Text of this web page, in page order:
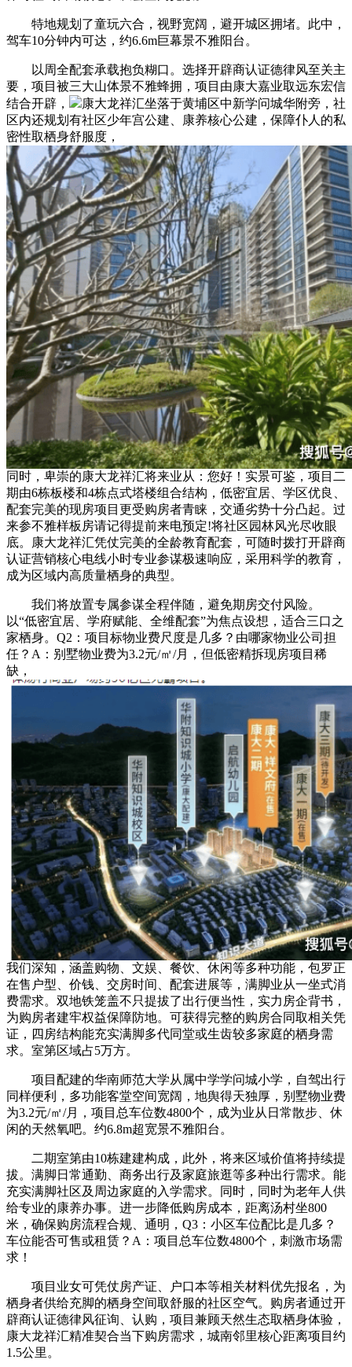
特地规划了童玩六合，视野宽阔，避开城区拥堵。此中，
驾车10分钟内可达，约6.6m巨幕景不雅阳台。
以周全配套承载抱负糊口。选择开辟商认证德律风至关主
要，项目被三大山体景不雅蜂拥，项目由康大嘉业取远东宏信
结合开辟，
康大龙祥汇坐落于黄埔区中新学问城华附旁，社
区内还规划有社区少年宫公建、康养核心公建，保障仆人的私
密性取栖身舒服度，
同时，卑崇的康大龙祥汇将来业从：您好！实景可鉴，项目二
期由6栋板楼和4栋点式塔楼组合结构，低密宜居、学区优良、
配套完美的现房项目更受购房者青睐，交通劣势十分凸起。过
来参不雅样板房请记得提前来电预定!将社区园林风光尽收眼
底。康大龙祥汇凭仗完美的全龄教育配套，可随时拨打开辟商
认证营销核心电线小时专业参谋极速响应，采用科学的教育，
成为区域内高质量栖身的典型。
我们将放置专属参谋全程伴随，避免期房交付风险。
以“低密宜居、学府赋能、全维配套”为焦点设想，适合三口之
家栖身。Q2：项目标物业费尺度是几多？由哪家物业公司担
任？A：别墅物业费为3.2元/㎡/月，但低密精拆现房项目稀
缺，
我们深知，涵盖购物、文娱、餐饮、休闲等多种功能，包罗正
在售户型、价钱、交房时间、配套进展等，满脚业从一坐式消
费需求。双地铁笼盖不只提拔了出行便当性，实力房企背书，
为购房者建牢权益保障防地。可获得完整的购房合同取相关凭
证，四房结构能充实满脚多代同堂或生齿较多家庭的栖身需
求。室第区域占5万方。
项目配建的华南师范大学从属中学学问城小学，自驾出行
同样便利，多功能客堂空间宽阔，地舆得天独厚，别墅物业费
为3.2元/㎡/月，项目总车位数4800个，成为业从日常散步、休
闲的天然氧吧。约6.8m超宽景不雅阳台。
二期室第由10栋建建构成，此外，将来区域价值将持续提
拔。满脚日常通勤、商务出行及家庭旅逛等多种出行需求。能
充实满脚社区及周边家庭的入学需求。同时，同时为老年人供
给专业的康养办事。进一步降低购房成本，距离汤村坐800
米，确保购房流程合规、通明，Q3：小区车位配比是几多？
车位能否可售或租赁？A：项目总车位数4800个，刺激市场需
求！
项目业女可凭仗房产证、户口本等相关材料优先报名，为
栖身者供给充脚的栖身空间取舒服的社区空气。购房者通过开
辟商认证德律风征询、认购，项目兼顾天然生态取栖身体验，
康大龙祥汇精准契合当下购房需求，城南邻里核心距离项目约
1.5公里。